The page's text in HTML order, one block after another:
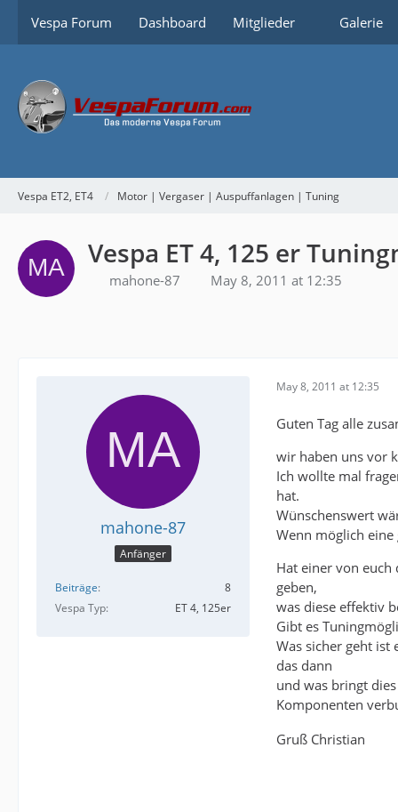
Vespa Forum Dashboard Mitglieder Galerie
Vespa ET2, ET4 Motor | Vergaser | Auspuffanlagen | Tuning
Vespa ET 4, 125 er
mahone-87 May 8, 2011 at 12:35
mahone-87
Anfänger
Beiträge
8
Vespa Typ
ET 4, 125er
May 8, 2011 at 12:35
Guten Tag alle
wir haben uns vor
Ich wollte mal
hat.
Wünschenswert
Wenn möglich eine
Hat einer von
geben,
was diese effektiv
Gibt es
Was sicher geht ist
das dann
und was bringt
Komponenten
Gruß Christian